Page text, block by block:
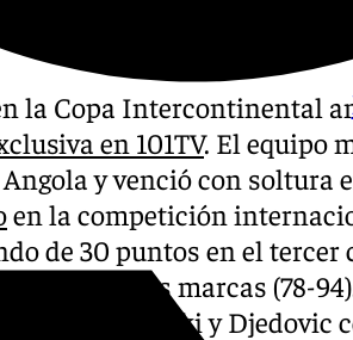
la Copa Intercontinental
en 101TV. El equipo
y venció con soltura
en la competición
de 30 puntos en el tercer
un poco las marcas (78-
de Osetkowski y Djedovic